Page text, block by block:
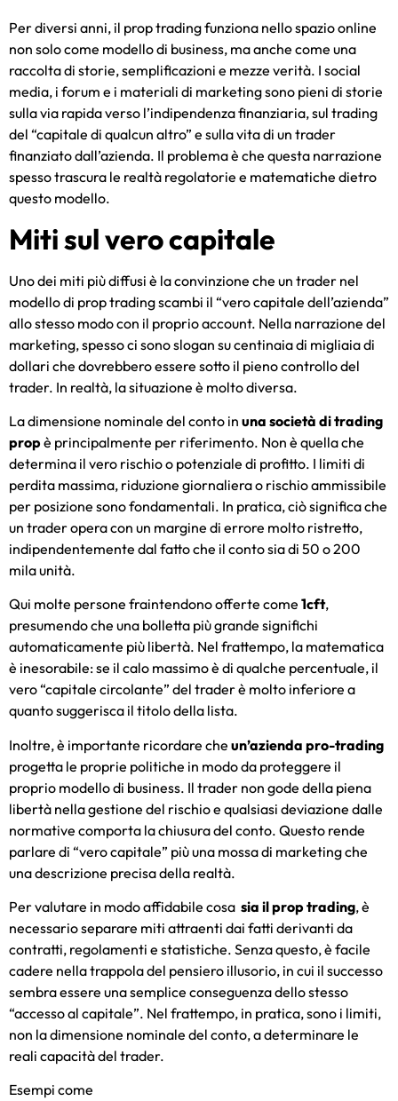
Per diversi anni, il prop trading funziona nello spazio online
non solo come modello di business, ma anche come una
raccolta di storie, semplificazioni e mezze verità. I social
media, i forum e i materiali di marketing sono pieni di storie
sulla via rapida verso l’indipendenza finanziaria, sul trading
del “capitale di qualcun altro” e sulla vita di un trader
finanziato dall’azienda. Il problema è che questa narrazione
spesso trascura le realtà regolatorie e matematiche dietro
questo modello.
Miti sul vero capitale
Uno dei miti più diffusi è la convinzione che un trader nel
modello di prop trading scambi il “vero capitale dell’azienda”
allo stesso modo con il proprio account. Nella narrazione del
marketing, spesso ci sono slogan su centinaia di migliaia di
dollari che dovrebbero essere sotto il pieno controllo del
trader. In realtà, la situazione è molto diversa.
La dimensione nominale del conto in una società di trading
propè principalmente per riferimento. Non è quella che
determina il vero rischio o potenziale di profitto. I limiti di
perdita massima, riduzione giornaliera o rischio ammissibile
per posizione sono fondamentali. In pratica, ciò significa che
un trader opera con un margine di errore molto ristretto,
indipendentemente dal fatto che il conto sia di 50 o 200
mila unità.
Qui molte persone fraintendono offerte come 1cft,
presumendo che una bolletta più grande significhi
automaticamente più libertà. Nel frattempo, la matematica
è inesorabile: se il calo massimo è di qualche percentuale, il
vero “capitale circolante” del trader è molto inferiore a
quanto suggerisca il titolo della lista.
Inoltre, è importante ricordare che un’azienda pro-trading
progetta le proprie politiche in modo da proteggere il
proprio modello di business. Il trader non gode della piena
libertà nella gestione del rischio e qualsiasi deviazione dalle
normative comporta la chiusura del conto. Questo rende
parlare di “vero capitale” più una mossa di marketing che
una descrizione precisa della realtà.
Per valutare in modo affidabile cosa sia il prop trading, è
necessario separare miti attraenti dai fatti derivanti da
contratti, regolamenti e statistiche. Senza questo, è facile
cadere nella trappola del pensiero illusorio, in cui il successo
sembra essere una semplice conseguenza dello stesso
“accesso al capitale”. Nel frattempo, in pratica, sono i limiti,
non la dimensione nominale del conto, a determinare le
reali capacità del trader.
Esempi come